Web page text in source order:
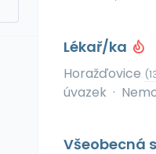
Lékař/ka
Horažďovice
úvazek ·
Všeobecná